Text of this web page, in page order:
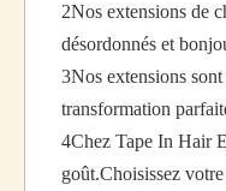
2Nos extensions de
désordonnés et
3Nos extensions
transformation
4Chez Tape In Hair
goût.Choisissez